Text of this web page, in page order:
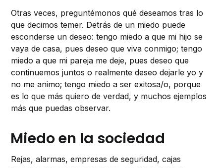
Otras veces, preguntémonos qué deseamos tras lo
que decimos temer. Detrás de un miedo puede
esconderse un deseo: tengo miedo a que mi hijo se
vaya de casa, pues deseo que viva conmigo; tengo
miedo a que mi pareja me deje, pues deseo que
continuemos juntos o realmente deseo dejarle yo y
no me animo; tengo miedo a ser exitosa/o, porque
es lo que más quiero de verdad, y muchos ejemplos
más que puedas observar.
Miedo en la sociedad
Rejas, alarmas, empresas de seguridad, cajas